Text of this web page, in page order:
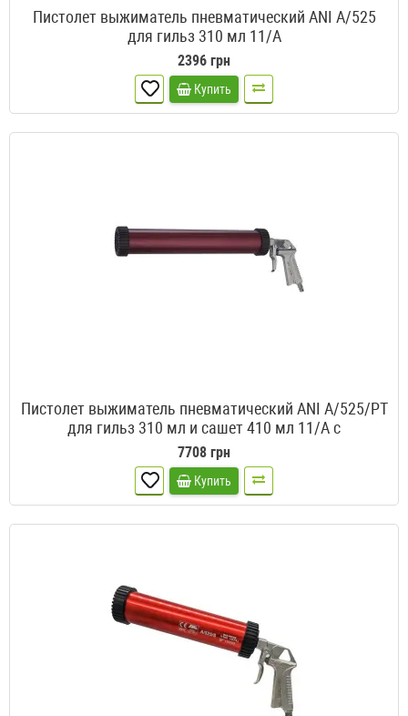
Пистолет выжиматель пневматический ANI A/525
для гильз 310 мл 11/A
2396 грн
Купить
Пистолет выжиматель пневматический ANI A/525/PT
для гильз 310 мл и сашет 410 мл 11/A с
телескопическим поршнем и обратным клапаном
7708 грн
Купить